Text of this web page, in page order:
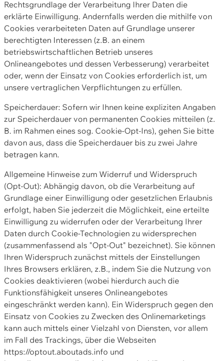
Rechtsgrundlage der Verarbeitung Ihrer Daten die
erklärte Einwilligung. Andernfalls werden die mithilfe von
Cookies verarbeiteten Daten auf Grundlage unserer
berechtigten Interessen (z.B. an einem
betriebswirtschaftlichen Betrieb unseres
Onlineangebotes und dessen Verbesserung) verarbeitet
oder, wenn der Einsatz von Cookies erforderlich ist, um
unsere vertraglichen Verpflichtungen zu erfüllen.
Speicherdauer: Sofern wir Ihnen keine expliziten Angaben
zur Speicherdauer von permanenten Cookies mitteilen (z.
B. im Rahmen eines sog. Cookie-Opt-Ins), gehen Sie bitte
davon aus, dass die Speicherdauer bis zu zwei Jahre
betragen kann.
Allgemeine Hinweise zum Widerruf und Widerspruch
(Opt-Out): Abhängig davon, ob die Verarbeitung auf
Grundlage einer Einwilligung oder gesetzlichen Erlaubnis
erfolgt, haben Sie jederzeit die Möglichkeit, eine erteilte
Einwilligung zu widerrufen oder der Verarbeitung Ihrer
Daten durch Cookie-Technologien zu widersprechen
(zusammenfassend als "Opt-Out" bezeichnet). Sie können
Ihren Widerspruch zunächst mittels der Einstellungen
Ihres Browsers erklären, z.B., indem Sie die Nutzung von
Cookies deaktivieren (wobei hierdurch auch die
Funktionsfähigkeit unseres Onlineangebotes
eingeschränkt werden kann). Ein Widerspruch gegen den
Einsatz von Cookies zu Zwecken des Onlinemarketings
kann auch mittels einer Vielzahl von Diensten, vor allem
im Fall des Trackings, über die Webseiten
https://optout.aboutads.info und